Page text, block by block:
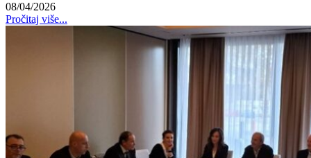
08/04/2026
Pročitaj više...